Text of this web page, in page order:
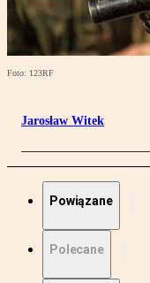
Foto: 123RF
Jarosław Witek
Powiązane
Polecane